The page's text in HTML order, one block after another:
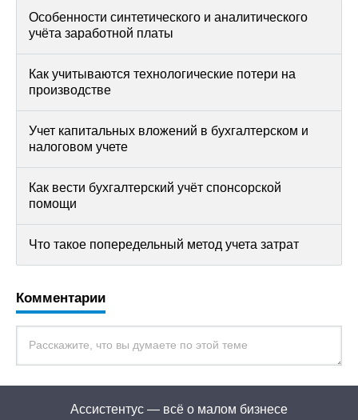
Особенности синтетического и аналитического
учёта заработной платы
Как учитываются технологические потери на
производстве
Учет капитальных вложений в бухгалтерском и
налоговом учете
Как вести бухгалтерский учёт спонсорской
помощи
Что такое попередельный метод учета затрат
Комментарии
Ассистентус — всё о малом бизнесе